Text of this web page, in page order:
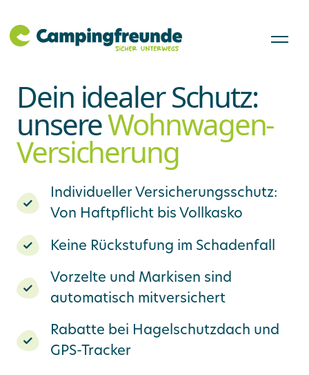
Dein idealer Schutz:
unsereWohnwagen-
Versicherung
Individueller Versicherungsschutz:
Von Haftpflicht bis Vollkasko
Keine Rückstufung im Schadenfall
Vorzelte und Markisen sind
automatisch mitversichert
Rabatte bei Hagelschutzdach und
GPS-Tracker